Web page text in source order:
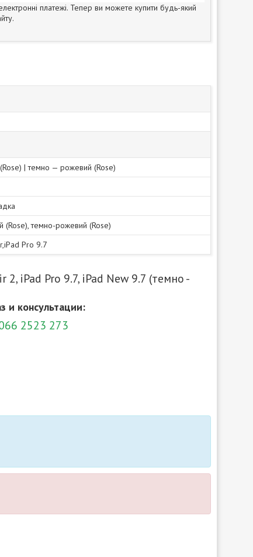
платежі. Тепер ви можете купити будь-який
| темно — рожевий (Rose)
(Rose), темно-рожевий (Rose)
Pro 9.7
iPad Pro 9.7, iPad New 9.7 (темно -
и консультации:
2523 273